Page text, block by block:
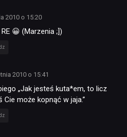
2010 o 15:20
😀 (Marzenia ;])
2010 o 15:41
„Jak jesteś kuta*em, to licz
może kopnąć w jaja.”